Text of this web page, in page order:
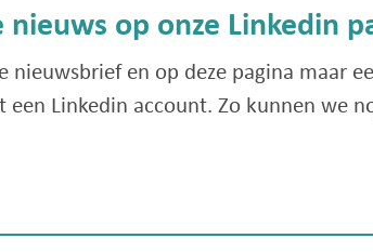
op onze Linkedin
en op deze pagina maar
een Linkedin account. Zo kunnen we